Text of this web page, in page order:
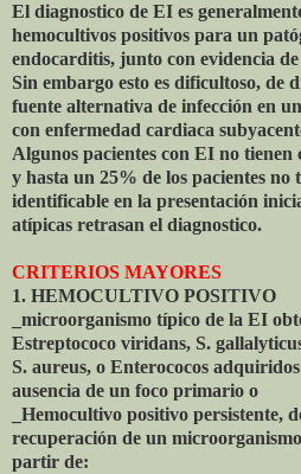
El diagnostico de EI es
hemocultivos positivos para un
endocarditis, junto con evidencia
Sin embargo esto es dificultoso, de
fuente alternativa de infección en
con enfermedad cardiaca
Algunos pacientes con EI no tienen
y hasta un 25% de los pacientes no
identificable en la presentación
atípicas retrasan el diagnostico.
CRITERIOS MAYORES
1. HEMOCULTIVO POSITIVO
_microorganismo típico de la EI
Estreptococo viridans, S.
S. aureus, o Enterococos
ausencia de un foco primario o
_Hemocultivo positivo persistente,
recuperación de un
partir de: